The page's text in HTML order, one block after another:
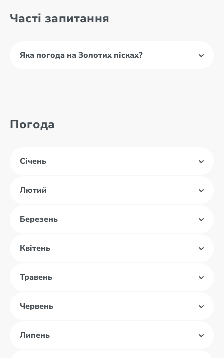
Часті запитання
Яка погода на Золотих пісках?
Погода
Січень
Лютий
Березень
Квітень
Травень
Червень
Липень